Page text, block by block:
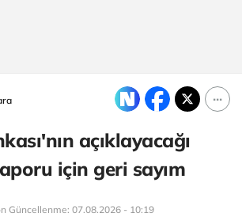
açıklayacağı
için geri sayım
Güncellenme: 07.08.2026 - 10:19